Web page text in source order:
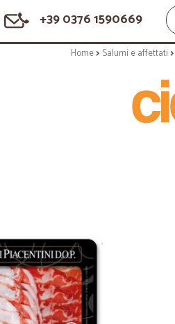
+39 0376 1590669
Home Salumi e affettati